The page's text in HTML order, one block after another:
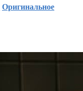
Оригинальное